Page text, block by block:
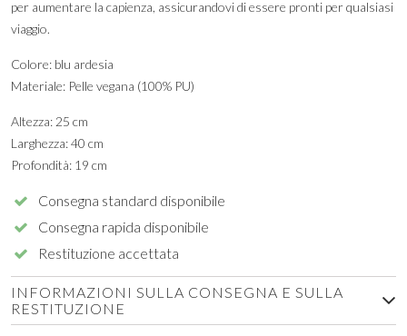
per aumentare la capienza, assicurandovi di essere pronti per qualsiasi
viaggio.
Colore: blu ardesia
Materiale: Pelle vegana (100% PU)
Altezza: 25 cm
Larghezza: 40 cm
Profondità: 19 cm
Consegna standard disponibile
Consegna rapida disponibile
Restituzione accettata
INFORMAZIONI SULLA CONSEGNA E SULLA
RESTITUZIONE